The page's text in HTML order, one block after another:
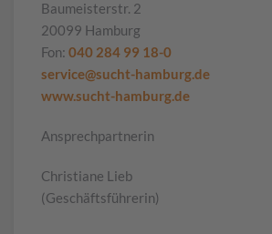
Baumeisterstr. 2
20099 Hamburg
Fon: 040 284 99 18-0
service@sucht-hamburg.de
www.sucht-hamburg.de
Ansprechpartnerin
Christiane Lieb
(Geschäftsführerin)